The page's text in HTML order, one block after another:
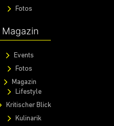
Fotos
Magazin
Events
Fotos
Magazin
Lifestyle
Kritischer Blick
Kulinarik